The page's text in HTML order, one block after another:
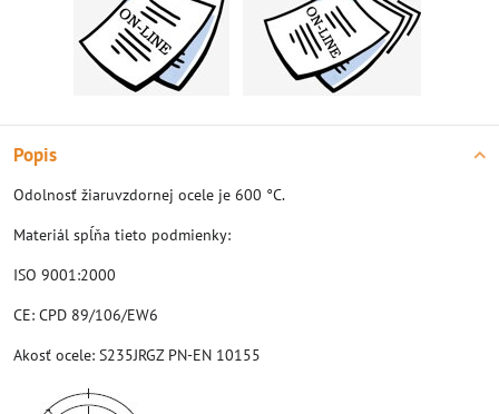
Popis
Odolnosť žiaruvzdornej ocele je 600 °C.
Materiál spĺňa tieto podmienky:
ISO 9001:2000
CE: CPD 89/106/EW6
Akosť ocele: S235JRGZ PN-EN 10155